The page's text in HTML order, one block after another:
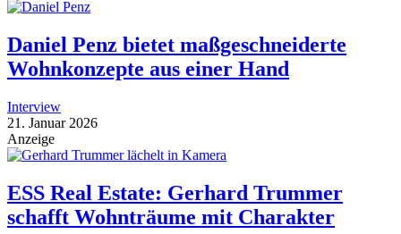
Daniel Penz bietet maßgeschneiderte
Wohnkonzepte aus einer Hand
Interview
21. Januar 2026
Anzeige
ESS Real Estate: Gerhard Trummer
schafft Wohnträume mit Charakter